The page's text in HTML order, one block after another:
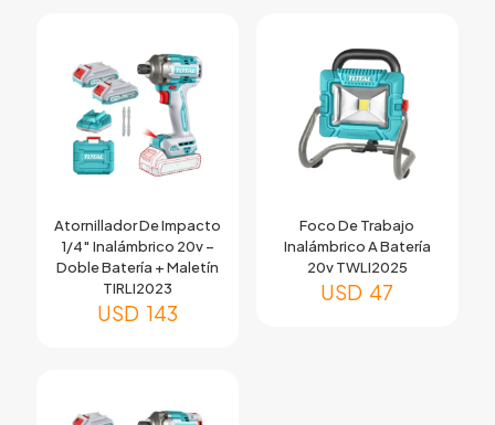
Atornillador De Impacto
1/4″ Inalámbrico 20v –
Doble Batería + Maletín
TIRLI2023
USD 143
Foco De Trabajo
Inalámbrico A Batería
20v TWLI2025
USD 47